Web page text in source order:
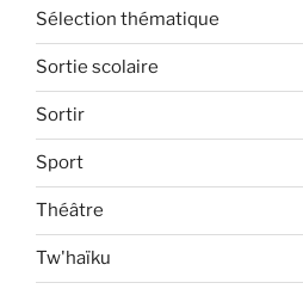
Sélection thématique
Sortie scolaire
Sortir
Sport
Théâtre
Tw'haïku